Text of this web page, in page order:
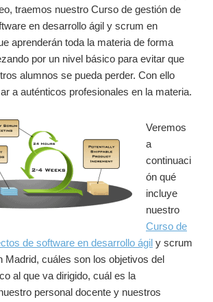
traemos nuestro Curso de gestión de
en desarrollo ágil y scrum en
aprenderán toda la materia de forma
por un nivel básico para evitar que
alumnos se pueda perder. Con ello
a auténticos profesionales en la materia.
Veremos
a
continuaci
ón qué
incluye
nuestro
Curso de
de software en desarrollo ágil y scrum
Madrid, cuáles son los objetivos del
al que va dirigido, cuál es la
personal docente y nuestros